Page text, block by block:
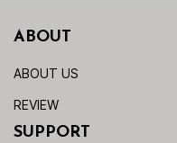
ABOUT
ABOUT US
REVIEW
SUPPORT